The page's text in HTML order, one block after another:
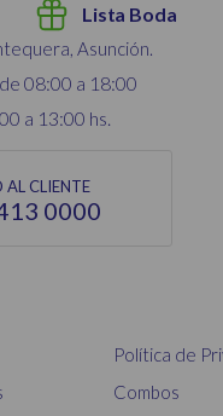
Lista Boda
Asunción.
08:00 a 18:00
a 13:00 hs.
AL CLIENTE
0000
Política de
Combos